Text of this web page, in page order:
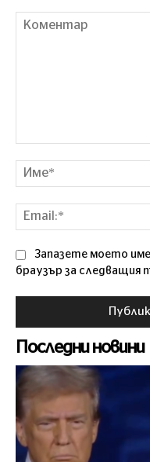
Запазете моето
браузър за следващия
Последни новини